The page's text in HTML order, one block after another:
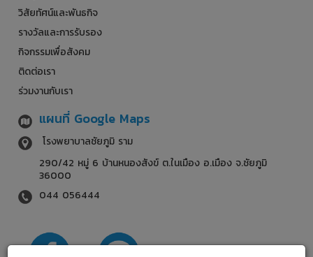
วิสัยทัศน์และพันธกิจ
รางวัลและการรับรอง
กิจกรรมเพื่อสังคม
ติดต่อเรา
ร่วมงานกับเรา
แผนที่ Google Maps
โรงพยาบาลชัยภูมิ ราม
290/42 หมู่ 6 บ้านหนองสังข์ ต.ในเมือง อ.เมือง จ.ชัยภูมิ
36000
044 056444